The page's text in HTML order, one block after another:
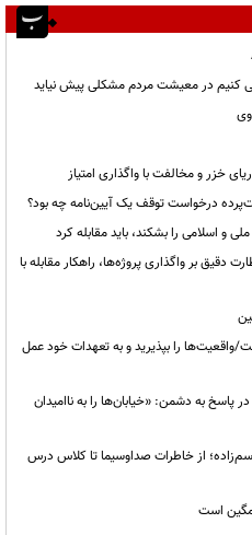
می کنیم در معیشت مردم مشکلی پیش نیاید
خزر و مخالفت با واگذاری امتیاز
درخواست توقف یک آیین‌نامه چه بود؟
و اسلامی را بشکند، باید مقابله کرد
دقیق بر واگذاری پروژه‌ها، راهکار مقابله با
را بپذیرید و به تعهدات خود عمل
پاسخ به دشمن: «خیابان‌ها را به ناامیدان
از خاطرات صداوسیما تا کلاس درس
است